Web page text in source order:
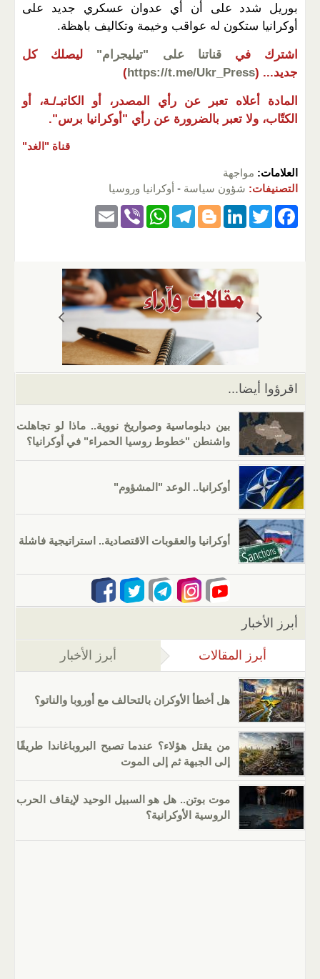
بوريل شدد على أن أي عدوان عسكري جديد على
أوكرانيا ستكون له عواقب وخيمة وتكاليف باهظة.
اشترك في قناتنا على "تيليجرام"
ليصلك كل
جديد... (
https://t.me/Ukr_Press
)
المادة أعلاه تعبر عن رأي المصدر، أو الكاتبـ/ـة، أو
الكتّاب، ولا تعبر بالضرورة عن رأي "أوكرانيا برس".
قناة "الغد"
العلامات: مواجهة
التصنيفات: شؤون سياسة - أوكرانيا وروسيا
F
k
T
er
Li
e
dI
Bl
g
er
T
gr
a
m
W
s
A
p
p
Vi
اقرؤوا أيضا...
بين دبلوماسية وصواريخ نووية.. ماذا لو تجاهلت
واشنطن "خطوط روسيا الحمراء" في أوكرانيا؟
أوكرانيا.. الوعد "المشؤوم"
أوكرانيا والعقوبات الاقتصادية.. استراتيجية فاشلة
أبرز الأخبار
أبرز المقالات (علامة التبويب النشطة)
أبرز الأخبار
هل أخطأ الأوكران بالتحالف مع أوروبا والناتو؟
من يقتل هؤلاء؟ عندما تصبح البروباغاندا طريقًا
إلى الجبهة ثم إلى الموت
موت بوتن.. هل هو السبيل الوحيد لإيقاف الحرب
الروسية الأوكرانية؟